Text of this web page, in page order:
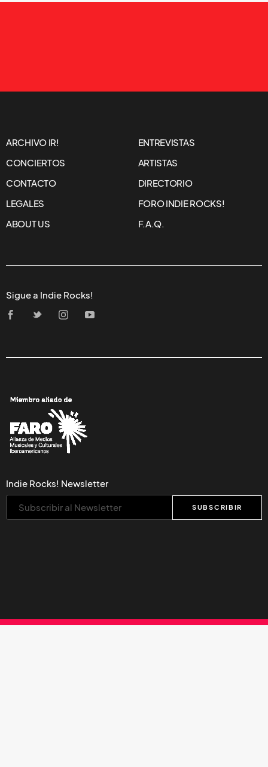
ARCHIVO IR!
ENTREVISTAS
CONCIERTOS
ARTISTAS
CONTACTO
DIRECTORIO
LEGALES
FORO INDIE ROCKS!
ABOUT US
F.A.Q.
Sigue a Indie Rocks!
Indie Rocks! Newsletter